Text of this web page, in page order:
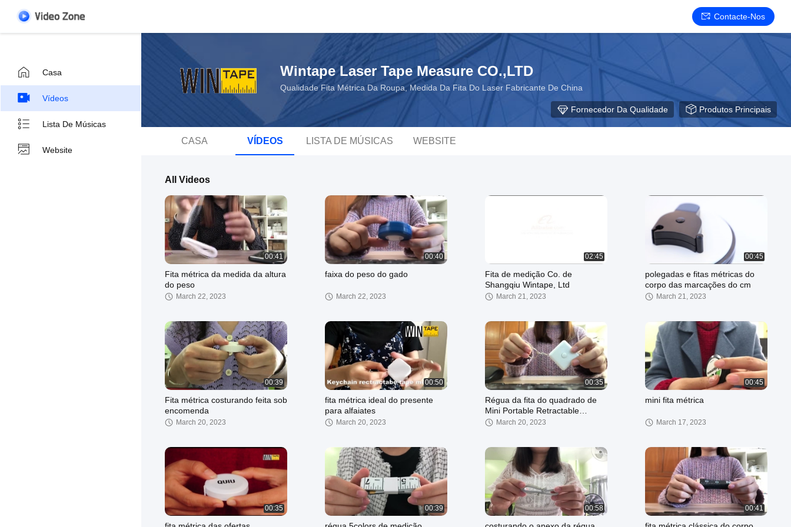
Contacte-Nos
Casa
Vídeos
Lista De Músicas
Website
Wintape Laser Tape Measure CO.,LTD
Qualidade Fita Métrica Da Roupa, Medida Da Fita Do Laser Fabricante De China
Fornecedor Da Qualidade Produtos Principais
CASA VÍDEOS LISTA DE MÚSICAS WEBSITE
All Videos
00:41
Fita métrica da medida da altura
do peso
March 22, 2023
00:40
faixa do peso do gado
March 22, 2023
02:45
Fita de medição Co. de
Shangqiu Wintape, Ltd
March 21, 2023
00:45
polegadas e fitas métricas do
corpo das marcações do cm
March 21, 2023
00:39
Fita métrica costurando feita sob
encomenda
March 20, 2023
00:50
fita métrica ideal do presente
para alfaiates
March 20, 2023
00:35
Régua da fita do quadrado de
Mini Portable Retractable
Double-Sided Auto
March 20, 2023
00:45
mini fita métrica
March 17, 2023
00:35 00:39 00:58 00:41